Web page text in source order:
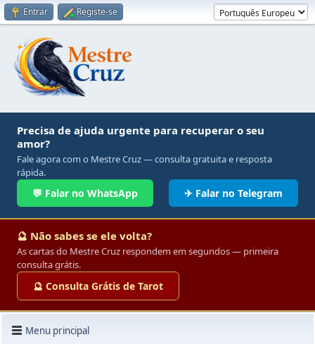
Entrar Registe-se
Precisa de ajuda urgente para recuperar o seu
amor?
Fale agora com o Mestre Cruz — consulta gratuita e resposta
rápida.
💬 Falar no WhatsApp ✈ Falar no Telegram
🔮 Não sabes se ele volta?
As cartas do Mestre Cruz respondem em segundos — primeira
consulta grátis.
🔮 Consulta Grátis de Tarot
Menu principal